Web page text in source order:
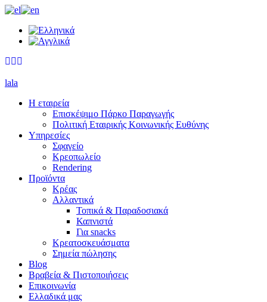
lala
Η εταιρεία
Επισκέψιμο Πάρκο Παραγωγής
Πολιτική Εταιρικής Κοινωνικής Ευθύνης
Υπηρεσίες
Σφαγείο
Κρεοπωλείο
Rendering
Προϊόντα
Κρέας
Αλλαντικά
Τοπικά & Παραδοσιακά
Καπνιστά
Για snacks
Κρεατοσκευάσματα
Σημεία πώλησης
Blog
Βραβεία & Πιστοποιήσεις
Επικοινωνία
Ελλαδικά μας